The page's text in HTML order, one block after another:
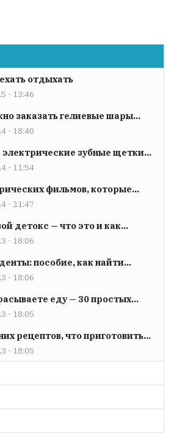
отдыхать
- 13:46
заказать гелиевые шары...
- 18:40
зубные щетки...
- 11:54
фильмов, которые...
- 21:47
детокс — что это и как...
- 18:06
пособие, как найти...
- 18:06
еду — 30 простых...
- 18:05
рецептов, что приготовить...
- 18:05